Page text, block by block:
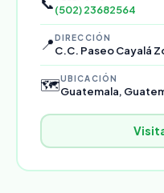
(502) 23682564
📍DIRECCIÓN
C.C. Paseo Cayalá
🗺️UBICACIÓN
Guatemala,